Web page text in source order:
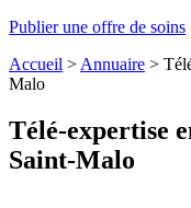
Publier une offre de soins
Accueil > Annuaire >
Malo
Télé-expertise
Saint-Malo